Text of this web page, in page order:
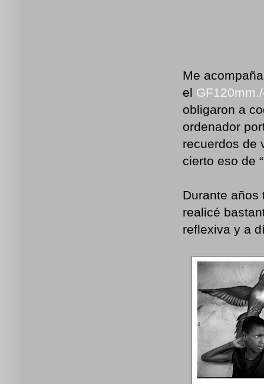
Me
el
obligaron a
ordenador
recuerdos de
cierto eso de
Durante años
realicé
reflexiva y a